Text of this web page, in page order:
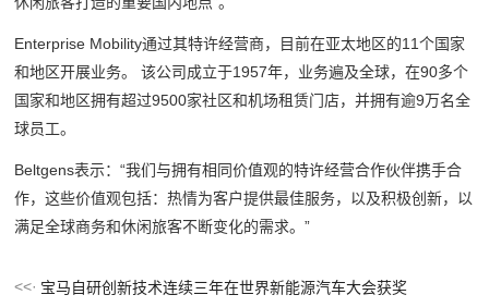
Enterprise Mobility通过其特许经营商，目前在亚太地区的11个国家
和地区开展业务。 该公司成立于1957年，业务遍及全球，在90多个
国家和地区拥有超过9500家社区和机场租赁门店，并拥有逾9万名全
球员工。
Beltgens表示：“我们与拥有相同价值观的特许经营合作伙伴携手合
作，这些价值观包括：热情为客户提供最佳服务，以及积极创新，以
满足全球商务和休闲旅客不断变化的需求。”
宝马自研创新技术连续三年在世界新能源汽车大会获奖